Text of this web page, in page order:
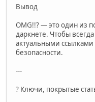
Вывод
OMG!!? — это один из
даркнете. Чтобы
актуальными
безопасности.
---
? Ключи, покрытые